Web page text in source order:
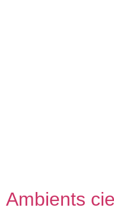
Ambients